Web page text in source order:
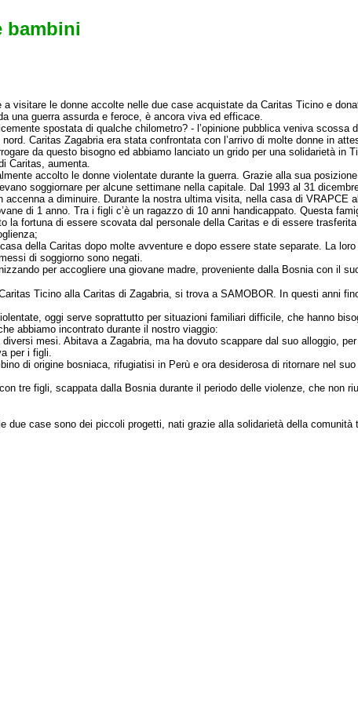
bambini
visitare le donne accolte nelle due case acquistate da Caritas Ticino e
una guerra assurda e feroce, è ancora viva ed efficace.
spostata di qualche chilometro? - l’opinione pubblica veniva
Caritas Zagabria era stata confrontata con l’arrivo di molte donne in
da questo bisogno ed abbiamo lanciato un grido per una solidarietà in
Caritas, aumenta.
accolto le donne violentate durante la guerra. Grazie alla sua
soggiornare per alcune settimane nella capitale. Dal 1993 al 31
a diminuire. Durante la nostra ultima visita, nella casa di
di 1 anno. Tra i figli c’è un ragazzo di 10 anni handicappato. Questa
fortuna di essere scovata dal personale della Caritas e di essere
della Caritas dopo molte avventure e dopo essere state separate. La
di soggiorno sono negati.
per accogliere una giovane madre, proveniente dalla Bosnia con il
Ticino alla Caritas di Zagabria, si trova a SAMOBOR. In questi anni
oggi serve soprattutto per situazioni familiari difficile, che hanno
abbiamo incontrato durante il nostro viaggio:
mesi. Abitava a Zagabria, ma ha dovuto scappare dal suo alloggio,
per i figli.
di origine bosniaca, rifugiatisi in Perù e ora desiderosa di ritornare nel
tre figli, scappata dalla Bosnia durante il periodo delle violenze, che non
case sono dei piccoli progetti, nati grazie alla solidarietà della